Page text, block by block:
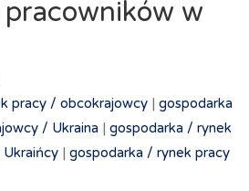
w
pracy / obcokrajowcy | gospodarka
/ Ukraina | gospodarka / rynek
Ukraińcy | gospodarka / rynek pracy